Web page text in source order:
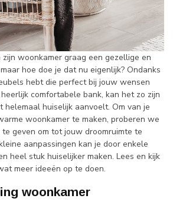
woonkamer graag een gezellige en
hoe doe je dat nu eigenlijk? Ondanks
hebt die perfect bij jouw wensen
comfortabele bank, kan het zo zijn
helemaal huiselijk aanvoelt. Om van je
woonkamer te maken, proberen we
geven om tot jouw droomruimte te
aanpassingen kan je door enkele
heel stuk huiselijker maken. Lees en kijk
meer ideeën op te doen.
woonkamer